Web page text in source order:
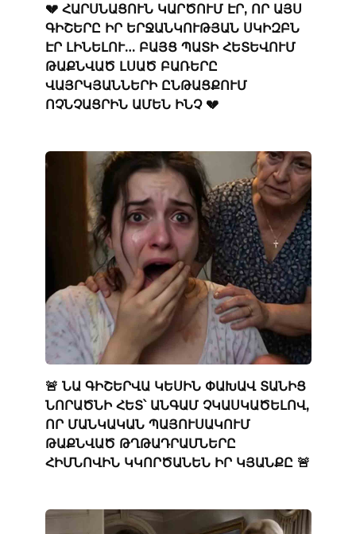
💔 ՀԱՐՍՆԱՑՈՒՆ ԿԱՐԾՈՒՄ ԷՐ, ՈՐ ԱՅՍ
ԳԻՇԵՐԸ ԻՐ ԵՐՋԱՆԿՈՒԹՅԱՆ ՍԿԻԶԲՆ
ԷՐ ԼԻՆԵԼՈՒ… ԲԱՅՑ ՊԱՏԻ ՀԵՏԵՎՈՒՄ
ԹԱՔՆՎԱԾ ԼՍԱԾ ԲԱՌԵՐԸ
ՎԱՅՐԿՅԱՆՆԵՐԻ ԸՆԹԱՑՔՈՒՄ
ՈՉՆՉԱՑՐԻՆ ԱՄԵՆ ԻՆՉ 💔
🚨 ՆԱ ԳԻՇԵՐՎԱ ԿԵՍԻՆ ՓԱԽԱՎ ՏԱՆԻՑ
ՆՈՐԱԾՆԻ ՀԵՏ՝ ԱՆԳԱՄ ՉԿԱՍԿԱԾԵԼՈՎ,
ՈՐ ՄԱՆԿԱԿԱՆ ՊԱՅՈՒՍԱԿՈՒՄ
ԹԱՔՆՎԱԾ ԹՂԹԱԴՐԱՄՆԵՐԸ
ՀԻՄՆՈՎԻՆ ԿԿՈՐԾԱՆԵՆ ԻՐ ԿՅԱՆՔԸ 🚨